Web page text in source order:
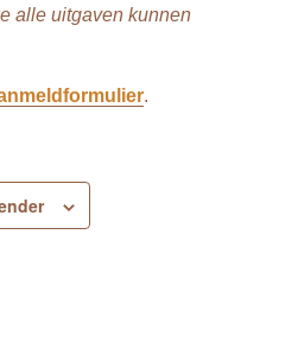
alle uitgaven kunnen
.